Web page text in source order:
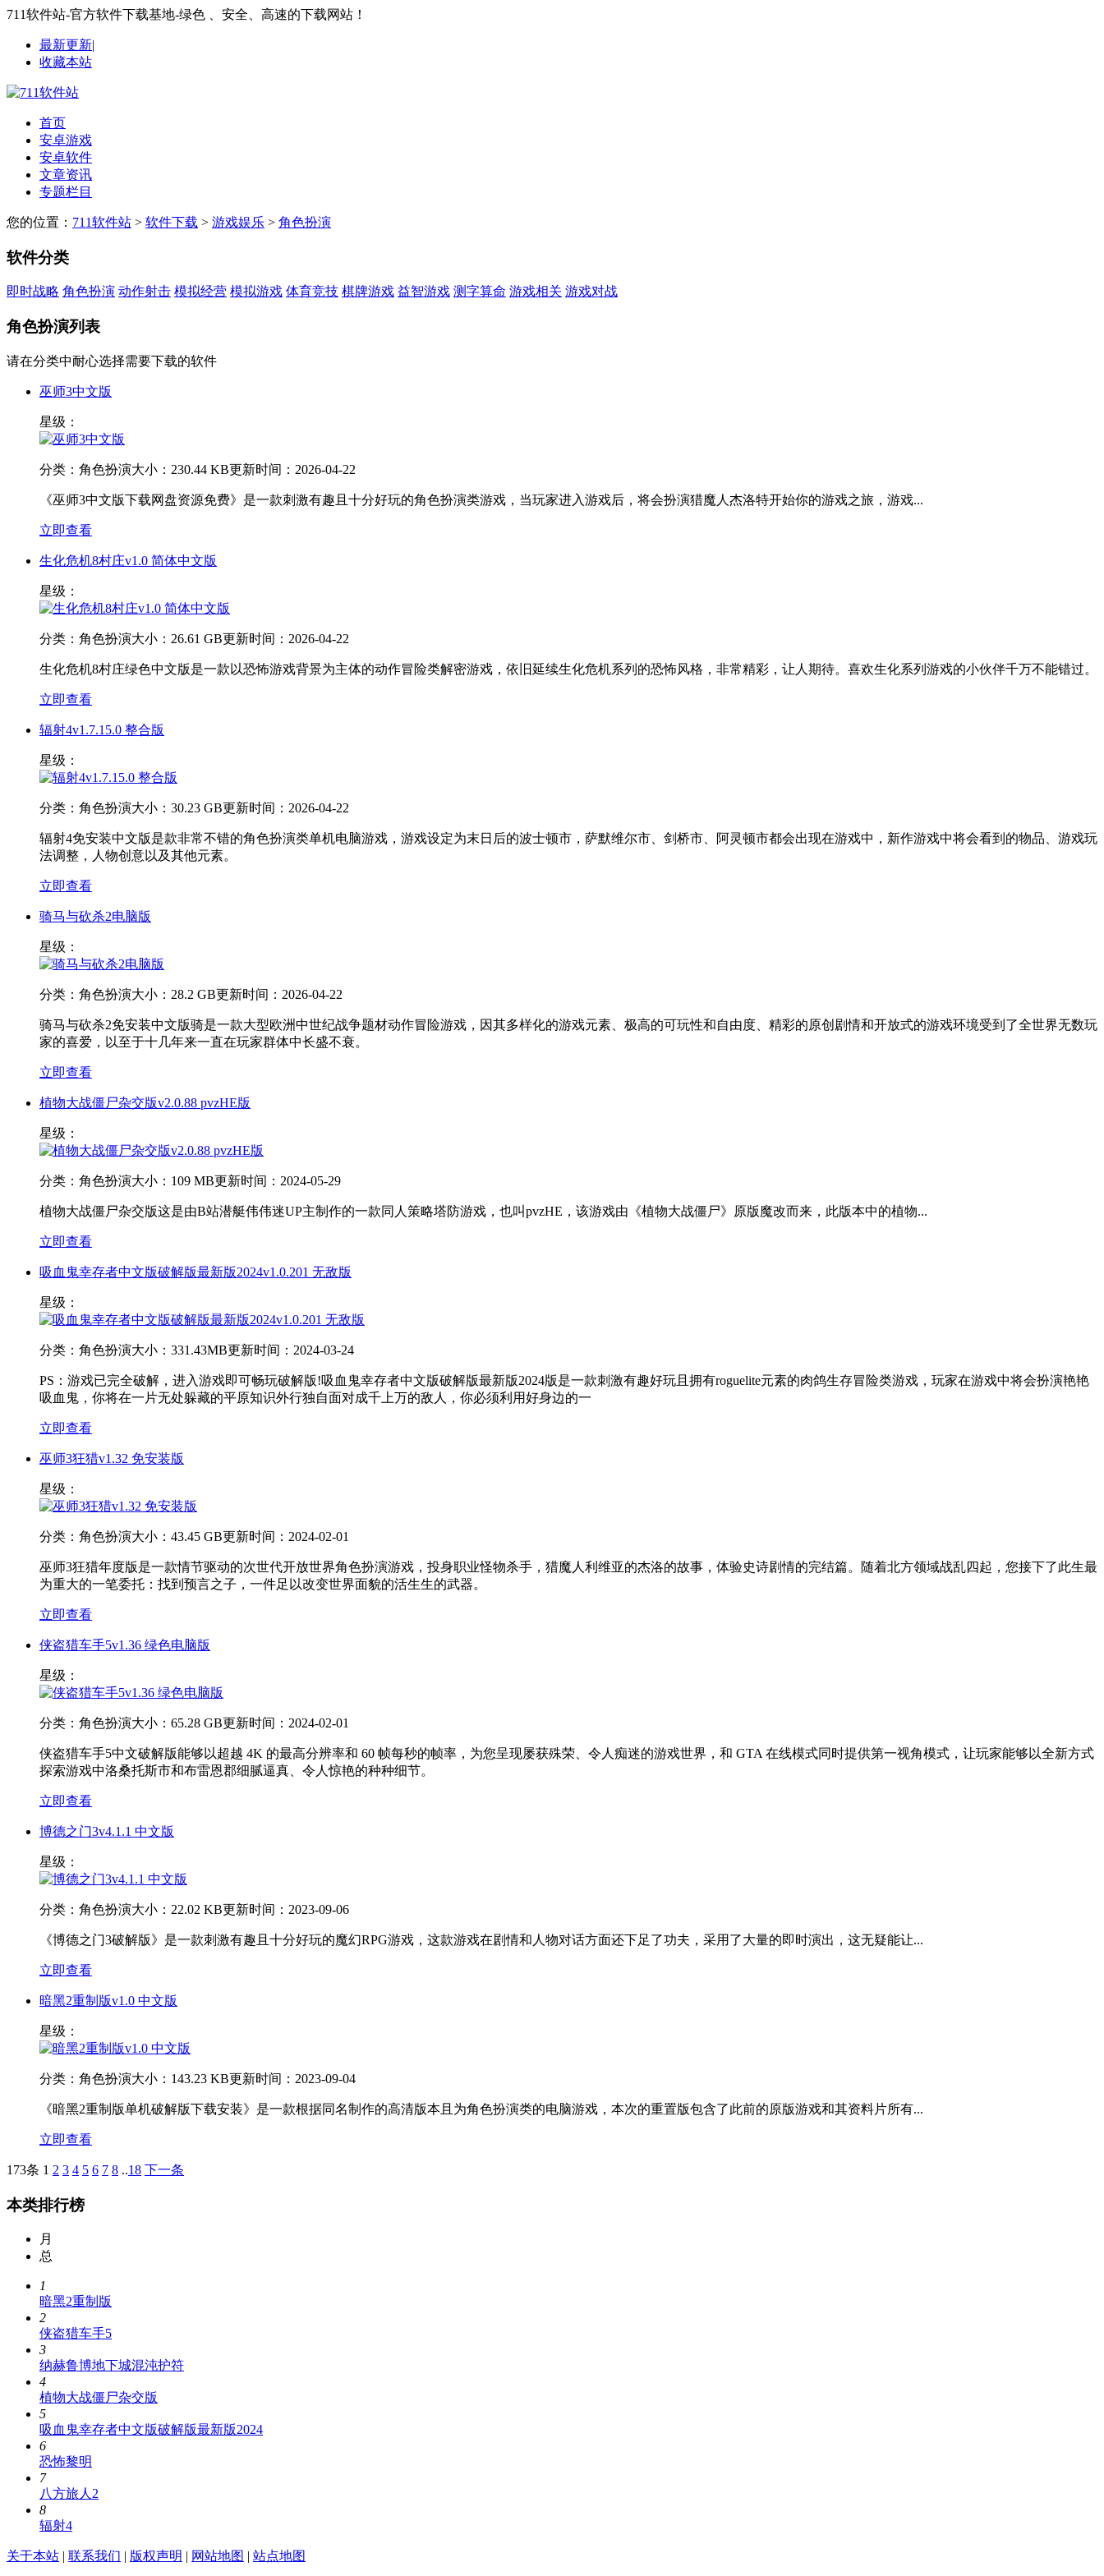
711软件站-官方软件下载基地-绿色 、安全、高速的下载网站！
最新更新|
收藏本站
首页
安卓游戏
安卓软件
文章资讯
专题栏目
您的位置： 711软件站 > 软件下载 > 游戏娱乐 > 角色扮演
软件分类
即时战略 角色扮演 动作射击 模拟经营 模拟游戏 体育竞技 棋牌游戏 益智游戏 测字算命 游戏相关 游戏对战
角色扮演列表
请在分类中耐心选择需要下载的软件
巫师3中文版
星级：
分类： 角色扮演大小： 230.44 KB更新时间： 2026-04-22
《巫师3中文版下载网盘资源免费》是一款刺激有趣且十分好玩的角色扮演类游戏，当玩家进入游戏后，将会扮演猎魔人杰洛特开始你的游戏之旅，游戏...
立即查看
生化危机8村庄v1.0 简体中文版
星级：
分类： 角色扮演大小： 26.61 GB更新时间： 2026-04-22
生化危机8村庄绿色中文版是一款以恐怖游戏背景为主体的动作冒险类解密游戏，依旧延续生化危机系列的恐怖风格，非常精彩，让人期待。喜欢生化系列游戏的小伙伴千万不能错过。
立即查看
辐射4v1.7.15.0 整合版
星级：
分类： 角色扮演大小： 30.23 GB更新时间： 2026-04-22
辐射4免安装中文版是款非常不错的角色扮演类单机电脑游戏，游戏设定为末日后的波士顿市，萨默维尔市、剑桥市、阿灵顿市都会出现在游戏中，新作游戏中将会看到的物品、游戏玩
法调整，人物创意以及其他元素。
立即查看
骑马与砍杀2电脑版
星级：
分类： 角色扮演大小： 28.2 GB更新时间： 2026-04-22
骑马与砍杀2免安装中文版骑是一款大型欧洲中世纪战争题材动作冒险游戏，因其多样化的游戏元素、极高的可玩性和自由度、精彩的原创剧情和开放式的游戏环境受到了全世界无数玩
家的喜爱，以至于十几年来一直在玩家群体中长盛不衰。
立即查看
植物大战僵尸杂交版v2.0.88 pvzHE版
星级：
分类： 角色扮演大小： 109 MB更新时间： 2024-05-29
植物大战僵尸杂交版这是由B站潜艇伟伟迷UP主制作的一款同人策略塔防游戏，也叫pvzHE，该游戏由《植物大战僵尸》原版魔改而来，此版本中的植物...
立即查看
吸血鬼幸存者中文版破解版最新版2024v1.0.201 无敌版
星级：
分类： 角色扮演大小： 331.43MB更新时间： 2024-03-24
PS：游戏已完全破解，进入游戏即可畅玩破解版!吸血鬼幸存者中文版破解版最新版2024版是一款刺激有趣好玩且拥有roguelite元素的肉鸽生存冒险类游戏，玩家在游戏中将会扮演艳艳
吸血鬼，你将在一片无处躲藏的平原知识外行独自面对成千上万的敌人，你必须利用好身边的一
立即查看
巫师3狂猎v1.32 免安装版
星级：
分类： 角色扮演大小： 43.45 GB更新时间： 2024-02-01
巫师3狂猎年度版是一款情节驱动的次世代开放世界角色扮演游戏，投身职业怪物杀手，猎魔人利维亚的杰洛的故事，体验史诗剧情的完结篇。随着北方领域战乱四起，您接下了此生最
为重大的一笔委托：找到预言之子，一件足以改变世界面貌的活生生的武器。
立即查看
侠盗猎车手5v1.36 绿色电脑版
星级：
分类： 角色扮演大小： 65.28 GB更新时间： 2024-02-01
侠盗猎车手5中文破解版能够以超越 4K 的最高分辨率和 60 帧每秒的帧率，为您呈现屡获殊荣、令人痴迷的游戏世界，和 GTA 在线模式同时提供第一视角模式，让玩家能够以全新方式
探索游戏中洛桑托斯市和布雷恩郡细腻逼真、令人惊艳的种种细节。
立即查看
博德之门3v4.1.1 中文版
星级：
分类： 角色扮演大小： 22.02 KB更新时间： 2023-09-06
《博德之门3破解版》是一款刺激有趣且十分好玩的魔幻RPG游戏，这款游戏在剧情和人物对话方面还下足了功夫，采用了大量的即时演出，这无疑能让...
立即查看
暗黑2重制版v1.0 中文版
星级：
分类： 角色扮演大小： 143.23 KB更新时间： 2023-09-04
《暗黑2重制版单机破解版下载安装》是一款根据同名制作的高清版本且为角色扮演类的电脑游戏，本次的重置版包含了此前的原版游戏和其资料片所有...
立即查看
173条 1 2 3 4 5 6 7 8 ..18 下一条
本类排行榜
月
总
1
暗黑2重制版
2
侠盗猎车手5
3
纳赫鲁博地下城混沌护符
4
植物大战僵尸杂交版
5
吸血鬼幸存者中文版破解版最新版2024
6
恐怖黎明
7
八方旅人2
8
辐射4
关于本站 | 联系我们 | 版权声明 | 网站地图 | 站点地图